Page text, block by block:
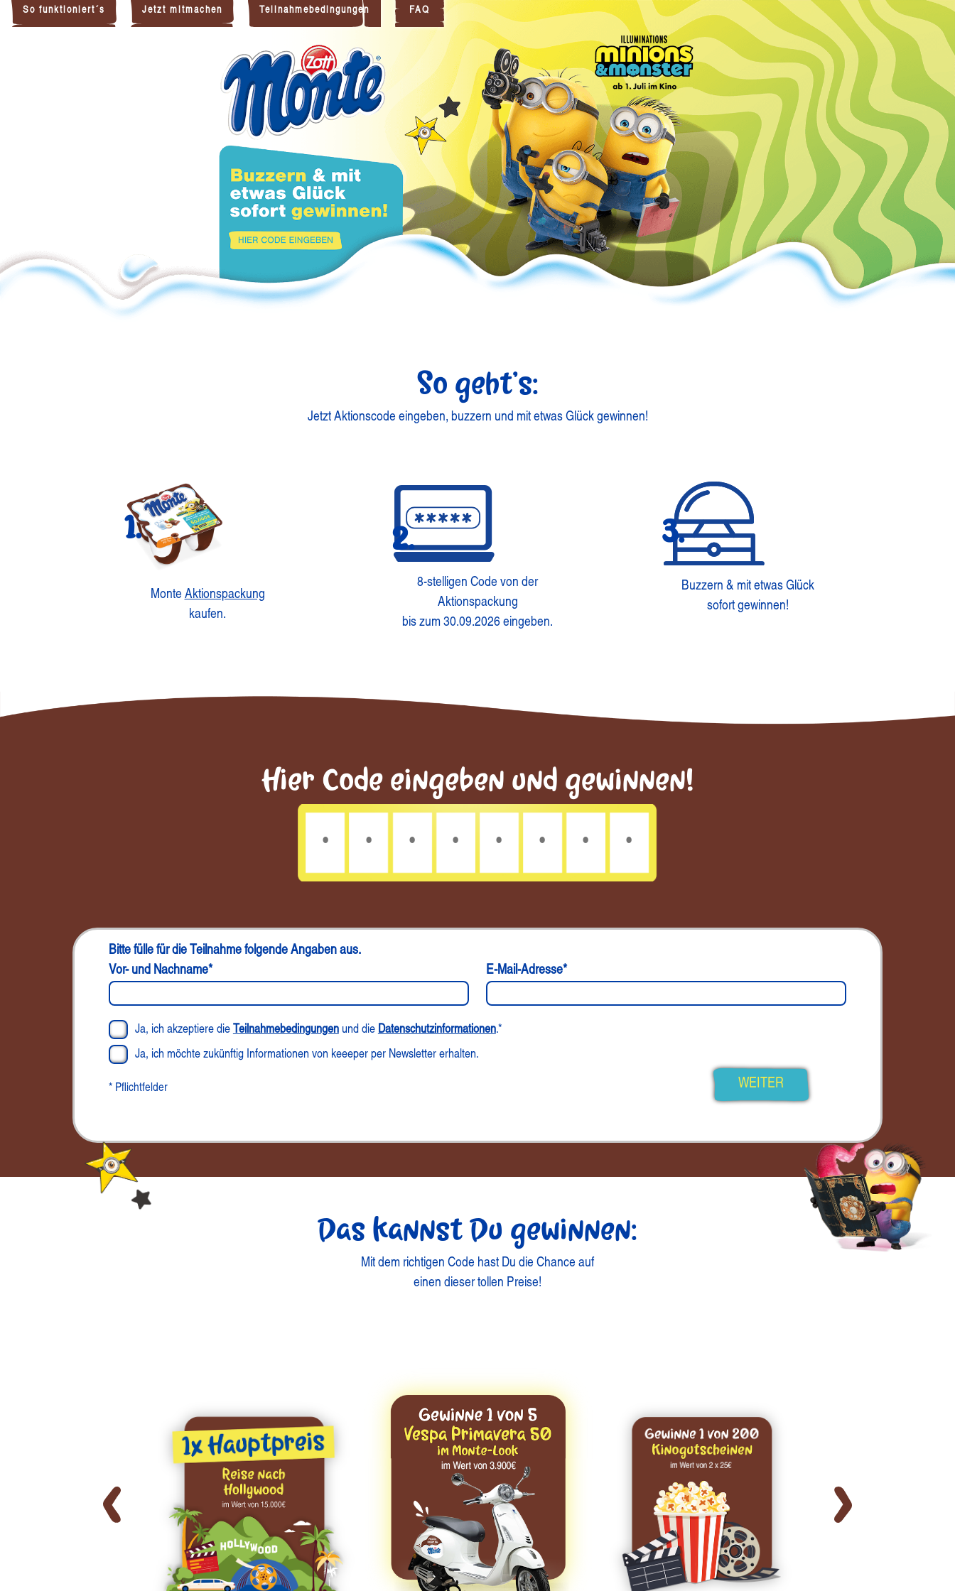
So funktioniert´s Jetzt mitmachen Teilnahmebedingungen FAQ
So geht’s:
Jetzt Aktionscode eingeben, buzzern und mit etwas Glück gewinnen!
1.
Monte Aktionspackung
kaufen.
2.
8-stelligen Code von der
Aktionspackung
bis zum 30.09.2026 eingeben.
3.
Buzzern & mit etwas Glück
sofort gewinnen!
Hier Code eingeben und gewinnen!
Bitte fülle für die Teilnahme folgende Angaben aus.
Vor- und Nachname*
E-Mail-Adresse*
Ja, ich akzeptiere die Teilnahmebedingungenund die Datenschutzinformationen.*
Ja, ich möchte zukünftig Informationen von keeeper per Newsletter erhalten.
* Pflichtfelder WEITER
Das kannst Du gewinnen:
Mit dem richtigen Code hast Du die Chance auf
einen dieser tollen Preise!